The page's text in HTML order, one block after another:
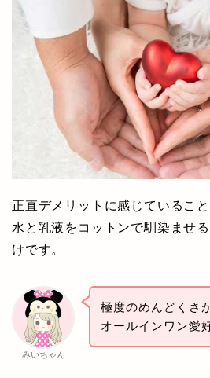
正直デメリットに感じているこ
水と乳液をコットンで馴染ませ
けです。
みいちゃん
極度のめんどくさ
オールインワン愛